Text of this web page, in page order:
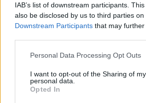
IAB’s list of downstream participants.
also be disclosed by us to third parties on
Downstream Participants that may
Personal Data Processing Opt Outs
I want to opt-out of the Sharing of my
personal data.
Opted In
Mercadona abre
distrito de Vila Real a 10...
10 de Agosto, 2026